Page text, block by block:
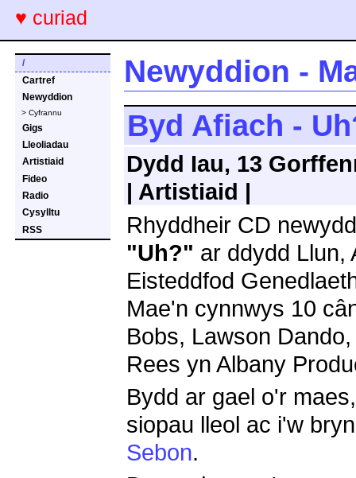
♥ curiad
/
Cartref
Newyddion
> Cyfrannu
Gigs
Lleoliadau
Artistiaid
Fideo
Radio
Cysylltu
RSS
Newyddion -
Byd Afiach -
Dydd Iau, 13
| Artistiaid |
Rhyddheir CD
"Uh?" ar ddydd Llun,
Eisteddfod
Mae'n cynnwys 10
Bobs, Lawson
Rees yn Albany
Bydd ar gael o'r
siopau lleol ac i'w
Sebon.